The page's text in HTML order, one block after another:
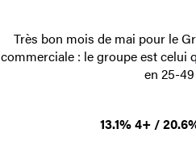
Très bon mois de mai pour le
commerciale : le groupe est celui
en 25-
13.1% 4+ /